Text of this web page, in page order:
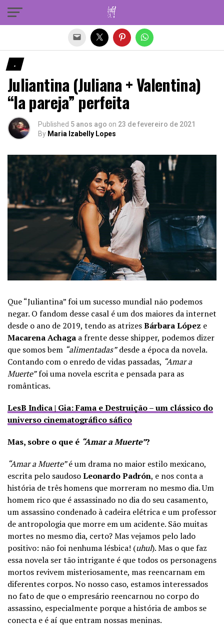
.
Juliantina (Juliana + Valentina)
“la pareja” perfeita
Published 5 anos ago on 23 de fevereiro de 2021
By Maria Izabelly Lopes
Que “Juliantina” foi um sucesso mundial não podemos
negar. O fandom desse casal é um dos maiores da internet
desde o ano de 2019, tendo as atrizesBárbara López e
Macarena Achaga a frente desse shipper, podemos dizer
que somos bem “alimentadas”desde a época da novela.
Contando com o enredo de vidas passadas, “Amar a
Muerte”foi uma novela escrita e pensada para as
românticas.
LesB Indica | Gia: Fama e Destruição – um clássico do
universo cinematográfico sáfico
Mas, sobre o que é “Amar a Muerte”?
“Amar a Muerte”é um drama no maior estilo mexicano,
escrita pelo saudosoLeonardo Padrón, e nos conta a
história de três homens que morreram no mesmo dia. Um
homem rico que é assassinado no dia do seu casamento,
um assassino condenado à cadeira elétrica e um professor
de antropologia que morre em um acidente. São muitas
mortes no mesmo dia, certo? Mas vejamos pelo lado
positivo: não foi nenhuma lésbica! (uhul). Mas o que faz
essa novela ser tão intrigante é que todos os personagens
mortos revivem misteriosamente, mas reencarnam em
diferentes corpos. No nosso caso, estamos interessados
no fato de que o empresário reencarnou no corpo do
assassino, especialmente porque a história de ambos se
conecta e é aí que entram nossas meninas.
Sair da versão mobile